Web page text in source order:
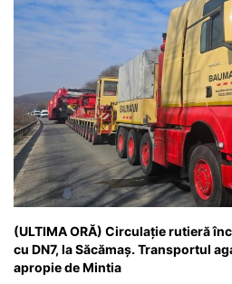
(ULTIMA ORĂ) Circulație rutieră
cu DN7, la Săcămaș. Transportul
apropie de Mintia